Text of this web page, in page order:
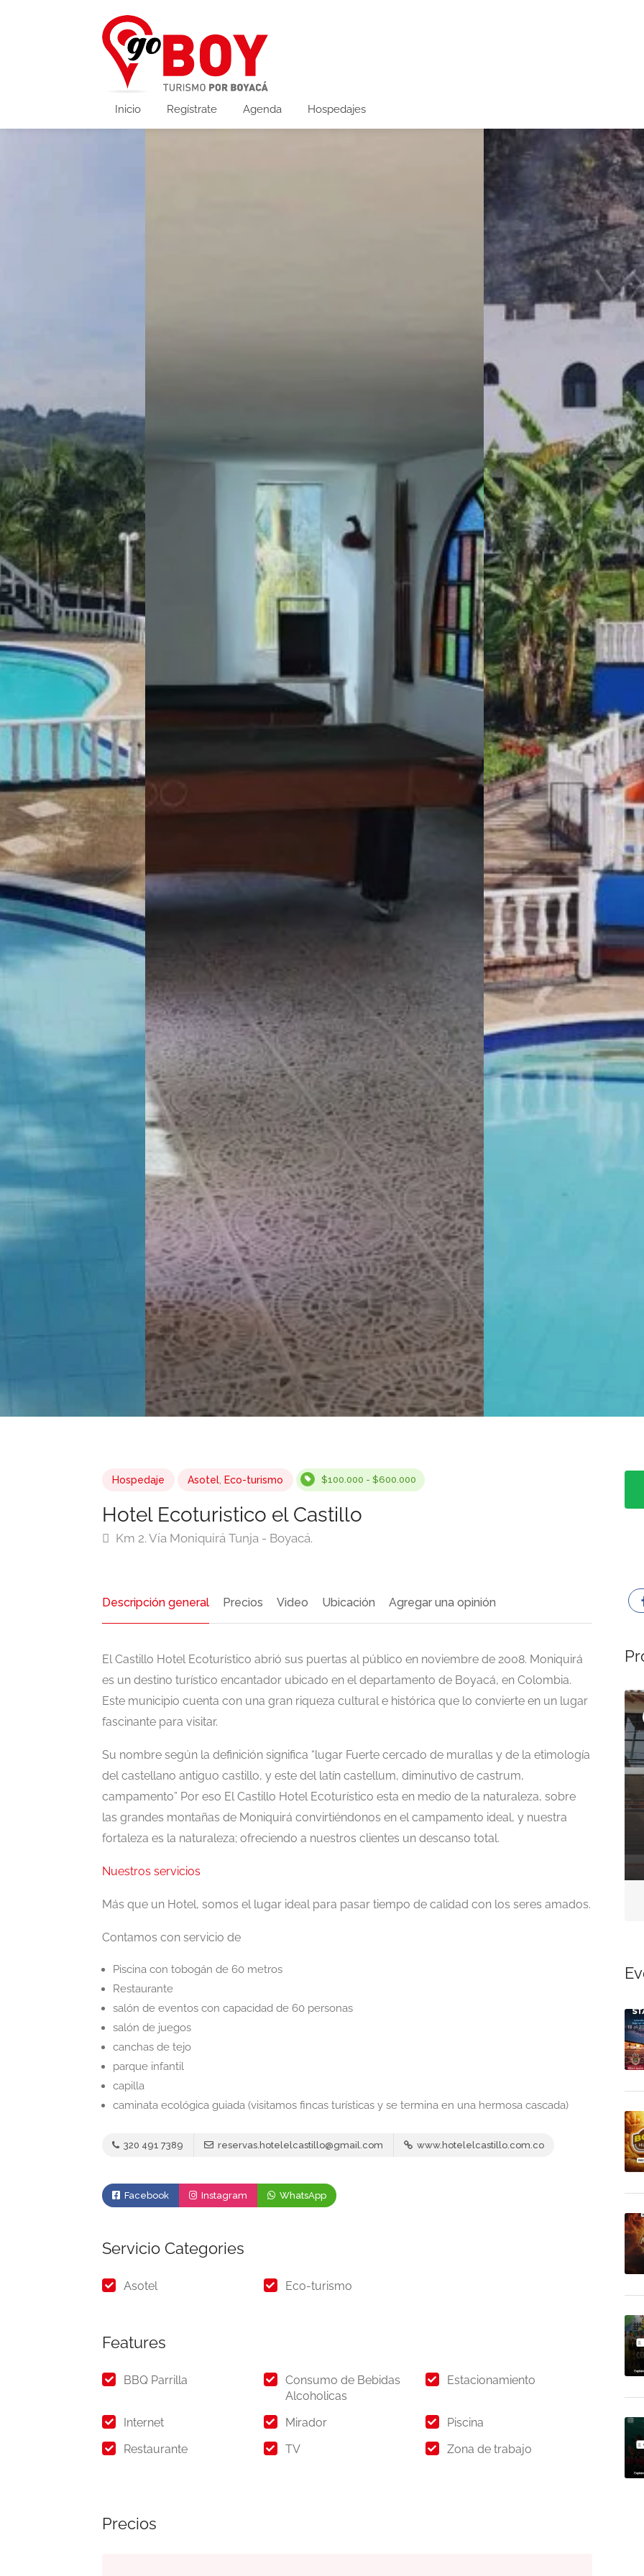
Inicio Regístrate Agenda Hospedajes
Hospedaje Asotel Eco-turismo $100.000 - $600.000
Hotel Ecoturistico el Castillo
Km 2. Vía Moniquirá Tunja - Boyacá.
Descripción general Precios Video Ubicación Agregar una opinión
El Castillo Hotel Ecoturístico abrió sus puertas al público en noviembre de 2008. Moniquirá
es un destino turístico encantador ubicado en el departamento de Boyacá, en Colombia.
Este municipio cuenta con una gran riqueza cultural e histórica que lo convierte en un lugar
fascinante para visitar.
Su nombre según la definición significa “lugar Fuerte cercado de murallas y de la etimología
del castellano antiguo castillo, y este del latín castellum, diminutivo de castrum,
campamento” Por eso El Castillo Hotel Ecoturístico esta en medio de la naturaleza, sobre
las grandes montañas de Moniquirá convirtiéndonos en el campamento ideal, y nuestra
fortaleza es la naturaleza; ofreciendo a nuestros clientes un descanso total.
Nuestros servicios
Más que un Hotel, somos el lugar ideal para pasar tiempo de calidad con los seres amados.
Contamos con servicio de
Piscina con tobogán de 60 metros
Restaurante
salón de eventos con capacidad de 60 personas
salón de juegos
canchas de tejo
parque infantil
capilla
caminata ecológica guiada (visitamos fincas turísticas y se termina en una hermosa cascada)
320 491 7389 reservas.hotelelcastillo@gmail.com www.hotelelcastillo.com.co
Facebook Instagram WhatsApp
Servicio Categories
Asotel Eco-turismo
Features
BBQ Parrilla
Consumo de Bebidas
Alcoholicas
Estacionamiento
Internet Mirador
Piscina
Restaurante
TV Zona de trabajo
Precios
Presentado Abierto Ahora
Cafes
Delicias Boyacenses
Carrera 3 # 3 - 75 Centro en
Aún no hay reseñas
Abierto Ahora
LA VILLA TOCANA
Aún no hay reseñas